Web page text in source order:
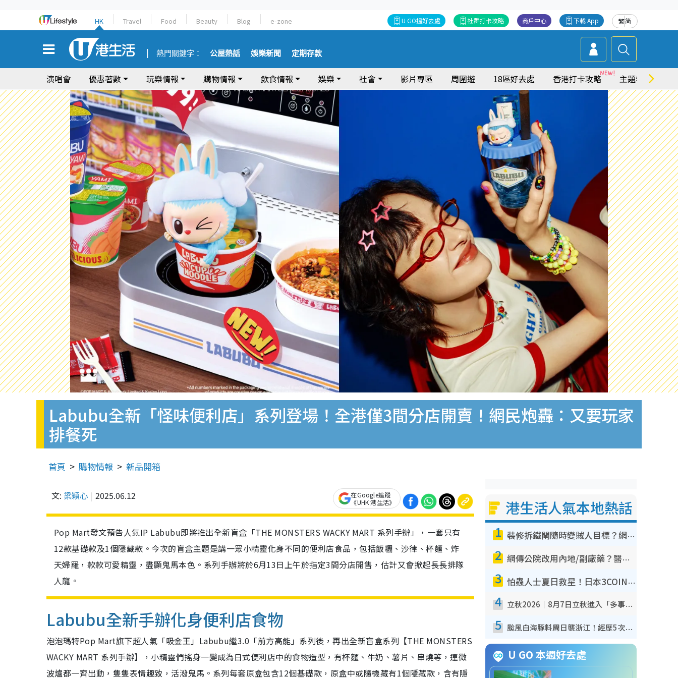
HK Travel Food Beauty Blog e-zone 繁简
下載 App
商戶中心
社群打卡攻略
U GO搵好去處
熱門關鍵字： 公屋熱話 娛樂新聞 定期存款
演唱會 優惠著數 玩樂情報 購物情報 飲食情報 娛樂 社會 影片專區 周圍遊 18區好去處 香港打卡攻略 主題特集
Labubu全新「怪味便利店」系列登場！全港僅3間分店開賣！網民炮轟：又要玩家
排餐死
首頁 購物情報 新品開箱
文: 梁穎心 2025.06.12
在Google追蹤
《UHK 港生活》
Pop Mart發文預告人氣IP Labubu即將推出全新盲盒「THE MONSTERS WACKY MART 系列手辦」，一套只有
12款基礎款及1個隱藏款。今次的盲盒主題是講一眾小精靈化身不同的便利店食品，包括飯糰、沙律、杯麵、炸
天婦羅，款款可愛精靈，盡顯鬼馬本色。系列手辦將於6月13日上午於指定3間分店開售，估計又會掀起長長排隊
人龍。
Labubu全新手辦化身便利店食物
泡泡瑪特Pop Mart旗下超人氣「吸金王」Labubu繼3.0「前方高能」系列後，再出全新盲盒系列【THE MONSTERS
WACKY MART 系列手辦】，小精靈們搖身一變成為日式便利店中的食物造型，有杯麵、牛奶、薯片、串燒等，連微
波爐都一齊出動，隻隻表情趣致，活潑鬼馬。系列每套原盒包含12個基礎款，原盒中或隨機藏有1個隱藏款，含有隱
港生活人氣本地熱話
1 裝修拆鐵閘隨時變賊人目標？網民揭2大關鍵用途：裝新式等於白裝？附新舊鐵閘分別
2 網傳公院改用內地/副廠藥？醫生拆解正副廠分別 揭4類人換藥隨時出事
3 怕蟲人士夏日救星！日本3COINS爆紅驅蟲神器$45起 1招「全程免觸碰」輕鬆搞定小強
4 立秋2026｜8月7日立秋進入「多事之秋」 3件事唔做得！專家教6招開運 清枱頭／銀包納氣接好運
5 颱風白海豚料周日襲浙江！經歷5次「眼牆置換」極罕見 成登陸內地最長途颱風
U GO 本週好去處